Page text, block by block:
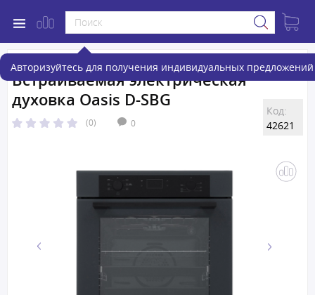
Авторизуйтесь для получения индивидуальных предложений
Встраиваемая электрическая
духовка Oasis D-SBG
(0) 0
Код:
42621